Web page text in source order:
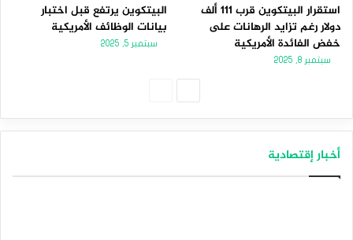
استقرار البيتكوين قرب 111 ألف
دولار رغم تزايد الرهانات على
خفض الفائدة الأمريكية
سبتمبر 8, 2025
البيتكوين يرتفع قبل اختبار
بيانات الوظائف الأمريكية
سبتمبر 5, 2025
أخبار إقتصادية